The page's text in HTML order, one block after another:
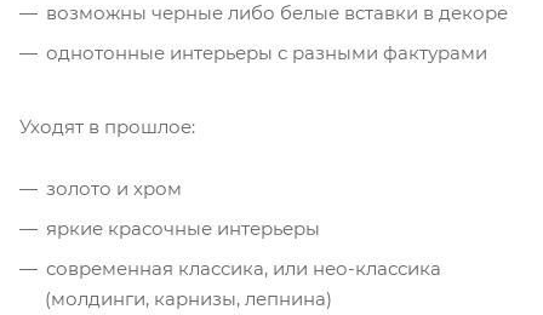
возможны черные либо белые вставки в декоре
однотонные интерьеры с разными фактурами
Уходят в прошлое:
золото и хром
яркие красочные интерьеры
современная классика, или нео-классика
(молдинги, карнизы, лепнина)